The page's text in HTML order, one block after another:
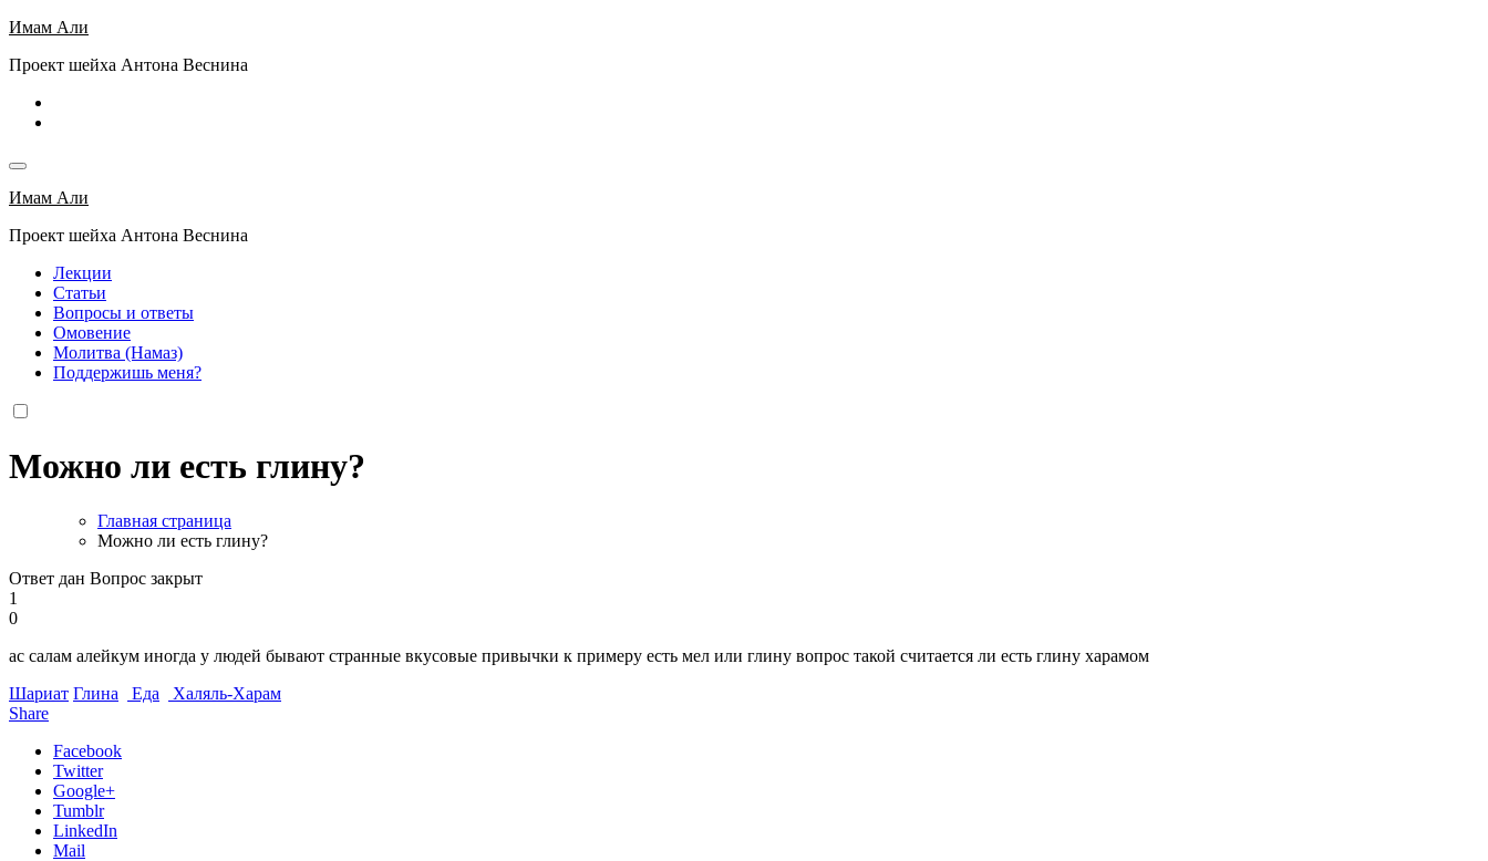
Перейти
содержимому
Имам Али
Проект шейха Антона Веснина
Имам Али
Проект шейха Антона Веснина
Лекции
Статьи
Вопросы и ответы
Омовение
Молитва (Намаз)
Поддержишь меня?
Можно ли есть глину?
Главная страница
Можно ли есть глину?
Ответ дан Вопрос закрыт
1
0
ас салам алейкум иногда у людей бывают странные вкусовые привычки к примеру есть мел или глину вопрос такой считается ли есть глину харамом
Шариат Глина Еда
Халяль-Харам
Share
Facebook
Twitter
Google+
Tumblr
LinkedIn
Mail